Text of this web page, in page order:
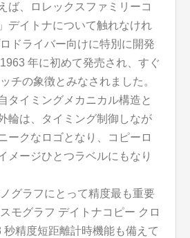
ば、ロレックスファミリーコ
デイトナについて触れなけれ
ドライバー向けに特別に開発
年に初めて発売され、すぐ
チの象徴とみなされました。
タイミングメカニカル構造と
輪は、タイミング制御しなが
ークなロゴとなり、コピーロ
メージひとつラベルにもなり
グラフにとって精度最も重要
モグラフ デイトナコピー クロ
秒精度短距離計時機能も備えて